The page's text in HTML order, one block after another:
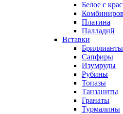
Белое с
Платина
Палладий
Вставки
Бриллианты
Сапфиры
Изумруды
Рубины
Топазы
Танзаниты
Гранаты
Турмалины